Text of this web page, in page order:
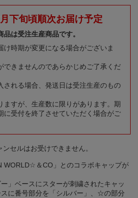
下旬頃順次お届け予定
品は受注生産商品です。
け時期が変更になる場合がございま
できませんのであらかじめご了承くだ
される場合、発送日は受注生産のもの
ますが、生産数に限りがあります。期
に受付を終了させていただく場合がご
セルはお受けできません。
WORLD☆＆CO」とのコラボキャップが
」ベースにスターが刺繍されたキャッ
に番号部分を「シルバー」、☆の部分